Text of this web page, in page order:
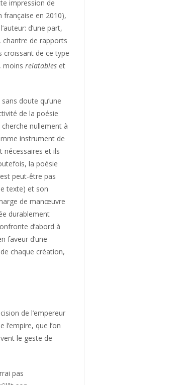
impression de
française en 2010),
d’une part,
chantre de rapports
croissant de ce type
moinsrelatables et
sans doute qu’une
de la poésie
nullement à
instrument de
nécessaires et ils
la poésie
peut-être pas
texte) et son
de manœuvre
durablement
d’abord à
faveur d’une
chaque création,
de l’empereur
que l’on
le geste de
pas